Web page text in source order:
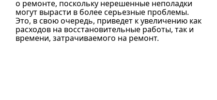
о ремонте, поскольку нерешенные неполадки
могут вырасти в более серьезные проблемы.
Это, в свою очередь, приведет к увеличению как
расходов на восстановительные работы, так и
времени, затрачиваемого на ремонт.